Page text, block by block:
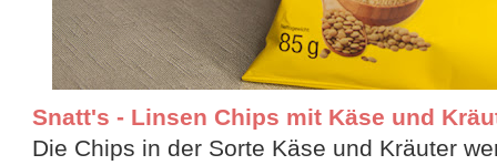
Snatt's - Linsen Chips mit Käse und
Die Chips in der Sorte Käse und Kräuter